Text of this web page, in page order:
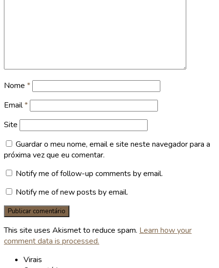
Nome *
Email*
Site
Guardar o meu nome, email e site neste navegador para a
próxima vez que eu comentar.
Notify me of follow-up comments by email.
Notify me of new posts by email.
This site uses Akismet to reduce spam. Learn how your
comment data is processed.
Virais